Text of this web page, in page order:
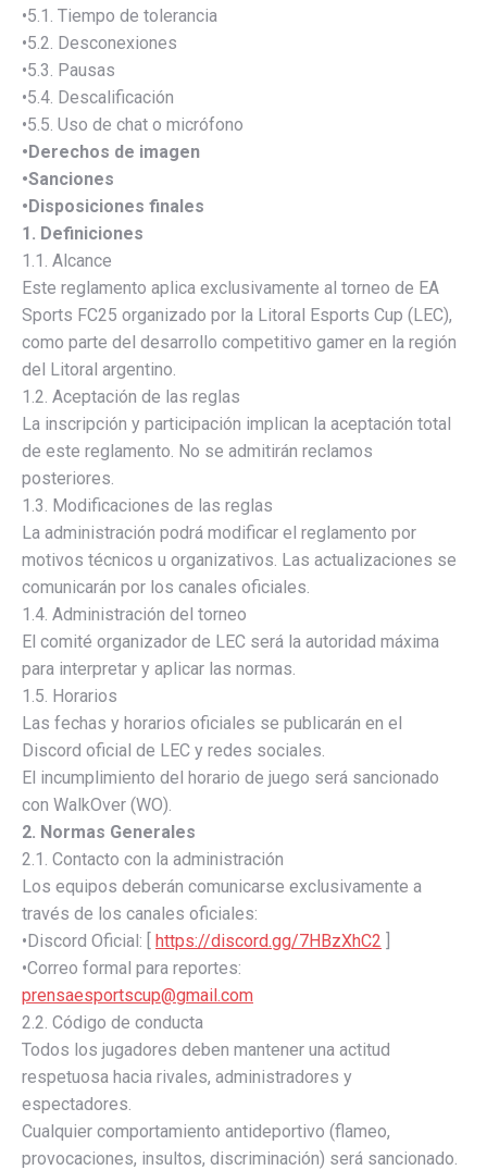
•5.1. Tiempo de tolerancia
•5.2. Desconexiones
•5.3. Pausas
•5.4. Descalificación
•5.5. Uso de chat o micrófono
•Derechos de imagen
•Sanciones
•Disposiciones finales
1. Definiciones
1.1. Alcance
Este reglamento aplica exclusivamente al torneo de EA
Sports FC25 organizado por la Litoral Esports Cup (LEC),
como parte del desarrollo competitivo gamer en la región
del Litoral argentino.
1.2. Aceptación de las reglas
La inscripción y participación implican la aceptación total
de este reglamento. No se admitirán reclamos
posteriores.
1.3. Modificaciones de las reglas
La administración podrá modificar el reglamento por
motivos técnicos u organizativos. Las actualizaciones se
comunicarán por los canales oficiales.
1.4. Administración del torneo
El comité organizador de LEC será la autoridad máxima
para interpretar y aplicar las normas.
1.5. Horarios
Las fechas y horarios oficiales se publicarán en el
Discord oficial de LEC y redes sociales.
El incumplimiento del horario de juego será sancionado
con WalkOver (WO).
2. Normas Generales
2.1. Contacto con la administración
Los equipos deberán comunicarse exclusivamente a
través de los canales oficiales:
•Discord Oficial: [ https://discord.gg/7HBzXhC2
•Correo formal para reportes:
prensaesportscup@gmail.com
2.2. Código de conducta
Todos los jugadores deben mantener una actitud
respetuosa hacia rivales, administradores y
espectadores.
Cualquier comportamiento antideportivo (flameo,
provocaciones, insultos, discriminación) será sancionado.